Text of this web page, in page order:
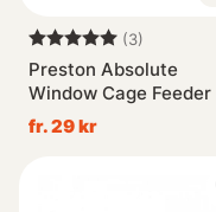
Betyg: (3)
5.0
Preston Absolute
Window Cage Feeder
fr. 29 kr